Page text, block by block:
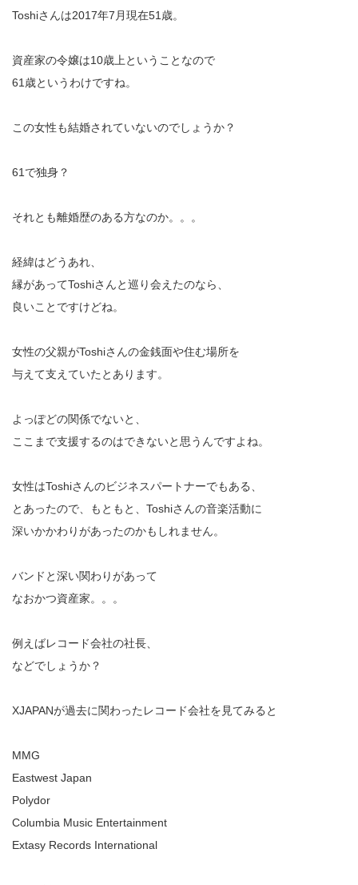
Toshiさんは2017年7月現在51歳。
資産家の令嬢は10歳上ということなので
61歳というわけですね。
この女性も結婚されていないのでしょうか？
61で独身？
それとも離婚歴のある方なのか。。。
経緯はどうあれ、
縁があってToshiさんと巡り会えたのなら、
良いことですけどね。
女性の父親がToshiさんの金銭面や住む場所を
与えて支えていたとあります。
よっぽどの関係でないと、
ここまで支援するのはできないと思うんですよね。
女性はToshiさんのビジネスパートナーでもある、
とあったので、もともと、Toshiさんの音楽活動に
深いかかわりがあったのかもしれません。
バンドと深い関わりがあって
なおかつ資産家。。。
例えばレコード会社の社長、
などでしょうか？
XJAPANが過去に関わったレコード会社を見てみると
MMG
Eastwest Japan
Polydor
Columbia Music Entertainment
Extasy Records International